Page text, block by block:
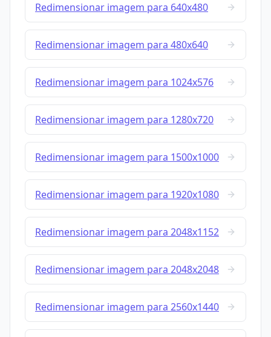
Redimensionar imagem para 640x480
Redimensionar imagem para 480x640
Redimensionar imagem para 1024x576
Redimensionar imagem para 1280x720
Redimensionar imagem para 1500x1000
Redimensionar imagem para 1920x1080
Redimensionar imagem para 2048x1152
Redimensionar imagem para 2048x2048
Redimensionar imagem para 2560x1440